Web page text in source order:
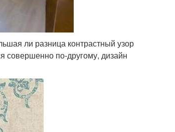
ли разница контрастный узор
совершенно по-другому, дизайн